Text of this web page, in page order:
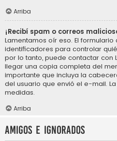
Arriba
¡Recibí spam o correos
Lamentamos oír eso. El
identificadores para controlar
por lo tanto, puede contactar con
llegar una copia completa del
importante que incluya la
del usuario que envió el e-mail.
medidas.
Arriba
Amigos e Ignorados